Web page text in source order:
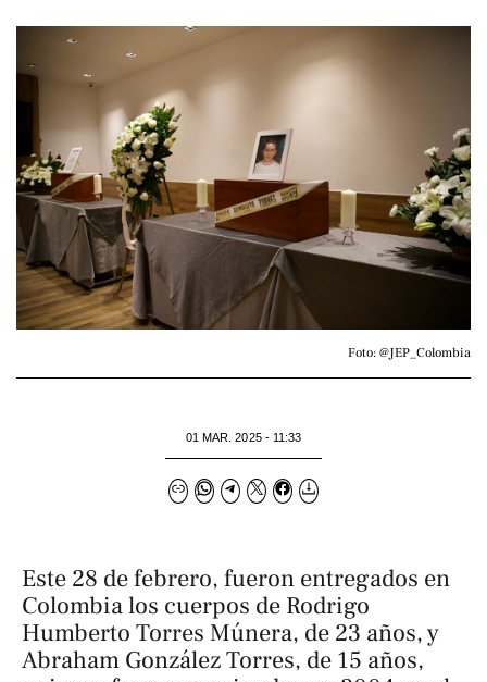
Foto: @JEP_Colombia
01 MAR. 2025 - 11:33
Este 28 de febrero, fueron entregados en
Colombia los cuerpos de Rodrigo
Humberto Torres Múnera, de 23 años, y
Abraham González Torres, de 15 años,